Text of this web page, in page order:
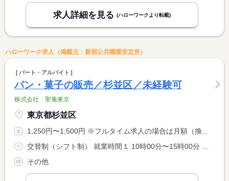
求人詳細を見る (ハローワークより転載)
ハローワーク求人（掲載元：新宿公共職業安定所）
パート・アルバイト
パン・菓子の販売／杉並区／未経験可
株式会社 聖庵東京
東京都杉並区
1,250円〜1,500円 ※フルタイム求人の場合は月額（換算額）、パート求人の場合は時間額を表示しています。
その他